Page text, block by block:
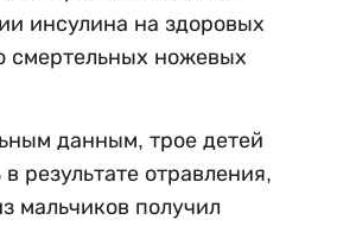
инсулина на здоровых
смертельных ножевых
данным, трое детей
результате отравления,
мальчиков получил